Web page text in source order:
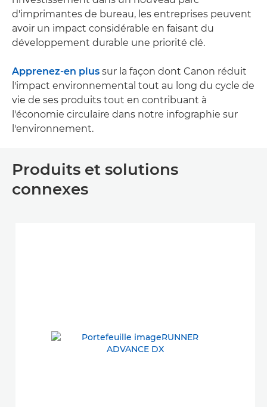
d'imprimantes de bureau, les entreprises peuvent
avoir un impact considérable en faisant du
développement durable une priorité clé.
Apprenez-en plus sur la façon dont Canon réduit
l'impact environnemental tout au long du cycle de
vie de ses produits tout en contribuant à
l'économie circulaire dans notre infographie sur
l'environnement.
Produits et solutions
connexes